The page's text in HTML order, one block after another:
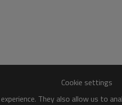
Cookie settings
They also allow us to